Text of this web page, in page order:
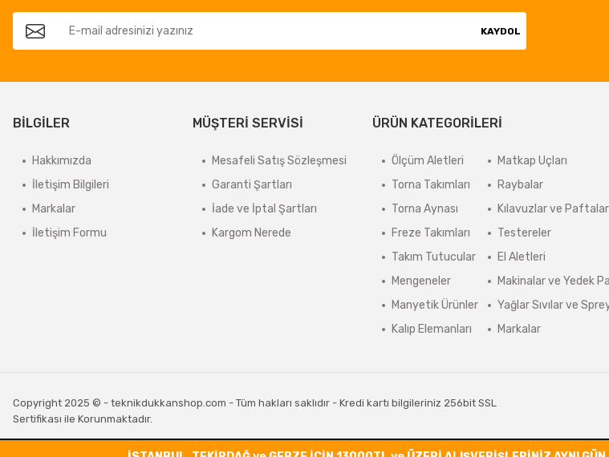
KAYDOL
BİLGİLER
Hakkımızda
İletişim Bilgileri
Markalar
İletişim Formu
MÜŞTERİ SERVİSİ
Mesafeli Satış Sözleşmesi
Garanti Şartları
İade ve İptal Şartları
Kargom Nerede
ÜRÜN KATEGORİLERİ
Ölçüm Aletleri
Torna Takımları
Torna Aynası
Freze Takımları
Takım Tutucular
Mengeneler
Manyetik Ürünler
Kalıp Elemanları
Matkap Uçları
Raybalar
Kılavuzlar ve Paftalar
Testereler
El Aletleri
Makinalar ve Yedek
Yağlar Sıvılar ve
Markalar
Copyright 2025 © - teknikdukkanshop.com - Tüm hakları saklıdır - Kredi kartı bilgileriniz 256bit SSL
Sertifikası ile Korunmaktadır.